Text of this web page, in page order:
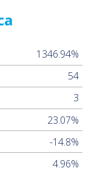
1346.94%
54
3
23.07%
-14.8%
4.96%